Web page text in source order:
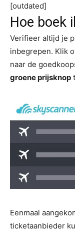
[outdated]
Hoe boek
Verifieer altijd je
inbegrepen. Klik
naar de
groene prijsknop
Eenmaal
ticketaanbieder